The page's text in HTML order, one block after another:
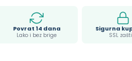
Povrat 14 dana
Lako i bez brige
Sigurna
SSL